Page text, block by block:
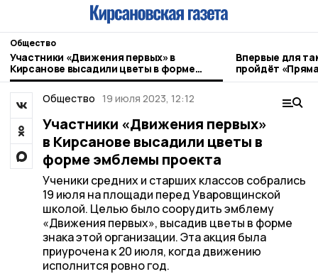
Общество
Участники «Движения первых» в
Кирсанове высадили цветы в форме
эмблемы проекта
Впервые для
пройдёт
Общество 19 июля 2023, 12:12
Участники «Движения первых»
в Кирсанове высадили цветы в
форме эмблемы проекта
Ученики средних и старших классов собрались
19 июля на площади перед Уваровщинской
школой. Целью было соорудить эмблему
«Движения первых», высадив цветы в форме
знака этой организации. Эта акция была
приурочена к 20 июля, когда движению
исполнится ровно год.